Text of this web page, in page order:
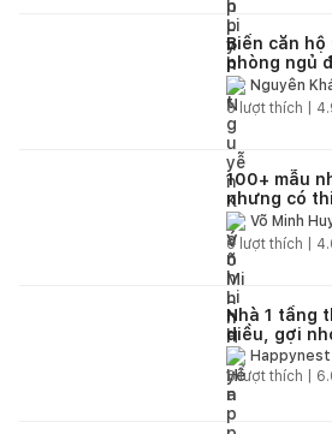
Biến căn
phòng ngủ
riêng cho 2
Nguyễn
6lượt thích |
100+ mẫu
nhưng có
đang tận
lành ở quê
Võ Minh
6 lượt thích |
Nhà 1 tầng
diều, gợi
đẹp của gia
Happynest
6lượt thích |